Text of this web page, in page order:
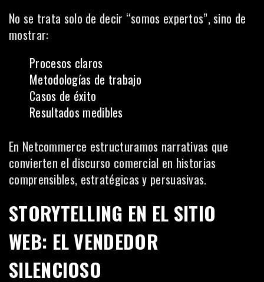
No se trata solo de decir “somos expertos”, sino de
mostrar:
Procesos claros
Metodologías de trabajo
Casos de éxito
Resultados medibles
En Netcommerce estructuramos narrativas que
convierten el discurso comercial en historias
comprensibles, estratégicas y persuasivas.
STORYTELLING EN EL SITIO
WEB: EL VENDEDOR
SILENCIOSO